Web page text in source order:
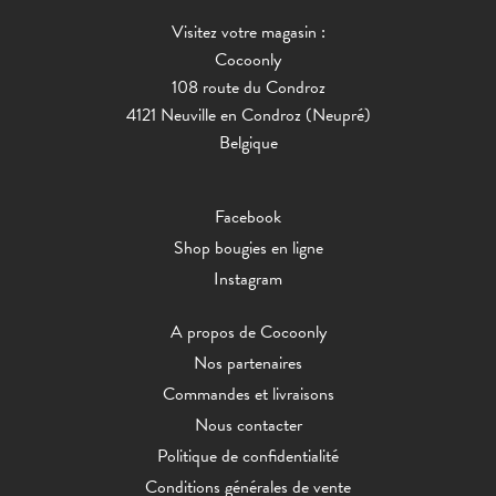
Visitez votre magasin :
Cocoonly
108 route du Condroz
4121 Neuville en Condroz (Neupré)
Belgique
Facebook
Shop bougies en ligne
Instagram
A propos de Cocoonly
Nos partenaires
Commandes et livraisons
Nous contacter
Politique de confidentialité
Conditions générales de vente